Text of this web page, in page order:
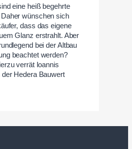
eine heiß begehrte
wünschen sich
dass das eigene
Glanz erstrahlt. Aber
bei der Altbau
beachtet werden?
verrät Ioannis
der Hedera Bauwert